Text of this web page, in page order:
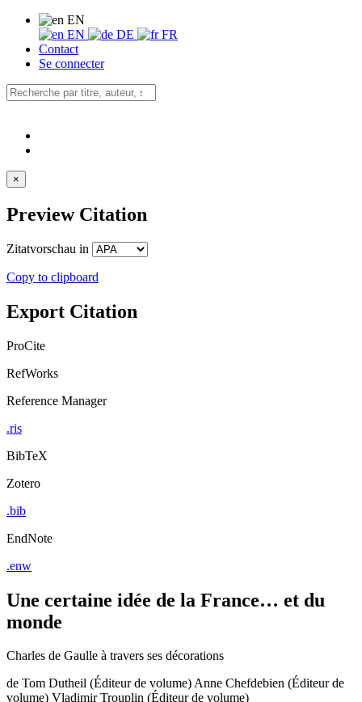
EN
EN
DE
FR
Contact
Se connecter
×
Preview Citation
Zitatvorschau in
Copy to clipboard
Export Citation
ProCite
RefWorks
Reference Manager
.ris
BibTeX
Zotero
.bib
EndNote
.enw
Une certaine idée de la France… et du
monde
Charles de Gaulle à travers ses décorations
de Tom Dutheil (Éditeur de volume)Anne Chefdebien (Éditeur de
volume) Vladimir Trouplin (Éditeur de volume)